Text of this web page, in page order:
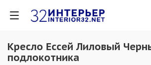
Кресло Ессей Лиловый
подлокотника